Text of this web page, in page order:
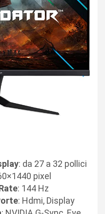
: da 27 a 32 pollici
pixel
: 144 Hz
: Hdmi, Display